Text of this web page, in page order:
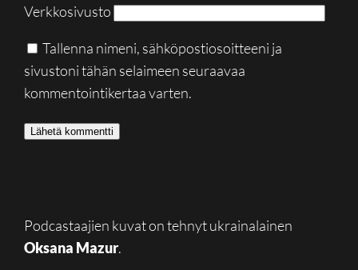
Verkkosivusto
Tallenna nimeni, sähköpostiosoitteeni ja
sivustoni tähän selaimeen seuraavaa
kommentointikertaa varten.
Podcastaajien kuvat on tehnyt ukrainalainen
Oksana Mazur.